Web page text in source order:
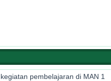
pembelajaran di MAN 1